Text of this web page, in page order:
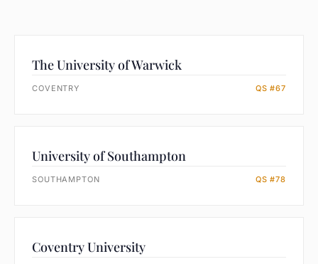
The University of Warwick
COVENTRY QS #67
University of Southampton
SOUTHAMPTON QS #78
Coventry University